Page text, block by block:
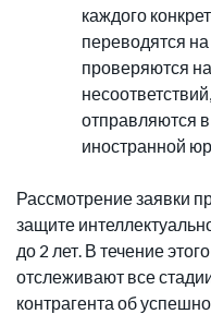
каждого
переводятся
проверяются
отправляются
иностранной
Рассмотрение заявки
защите
до 2 лет. В течение
отслеживают все
контрагента об